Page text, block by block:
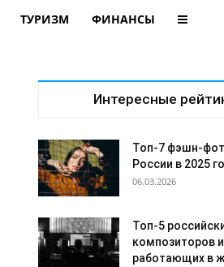
ТУРИЗМ ФИНАНСЫ
Интересные
Топ-7 фэшн-
России в 2025
06.03.2026
Топ-5
композиторов
работающих в